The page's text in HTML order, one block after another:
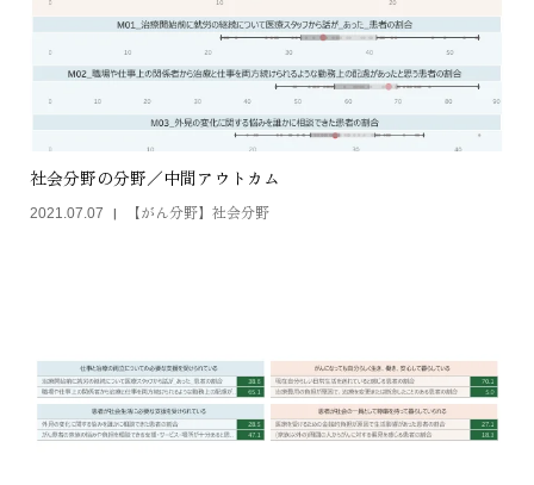
社会分野の分野／中間アウトカム
2021.07.07 【がん分野】社会分野